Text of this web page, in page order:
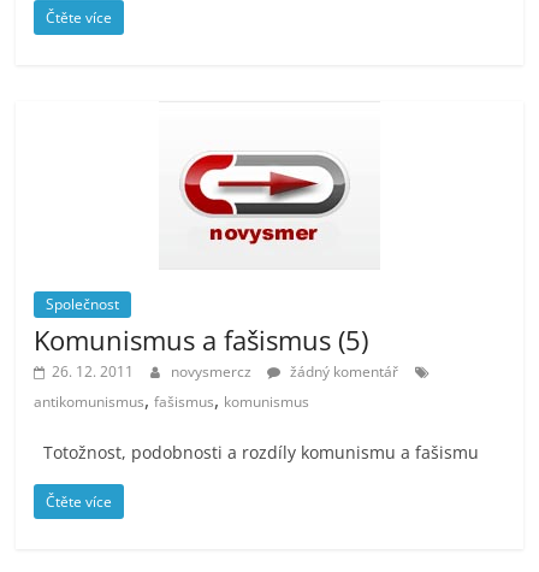
Čtěte více
Společnost
Komunismus a fašismus (5)
26. 12. 2011 novysmercz
žádný komentář
antikomunismus,fašismus, komunismus
Totožnost, podobnosti a rozdíly komunismu a fašismu
Čtěte více